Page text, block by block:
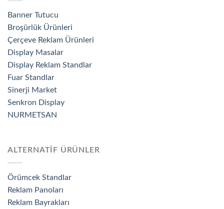
Banner Tutucu
Broşürlük Ürünleri
Çerçeve Reklam Ürünleri
Display Masalar
Display Reklam Standlar
Fuar Standlar
Sinerji Market
Senkron Display
NURMETSAN
ALTERNATİF ÜRÜNLER
Örümcek Standlar
Reklam Panoları
Reklam Bayrakları